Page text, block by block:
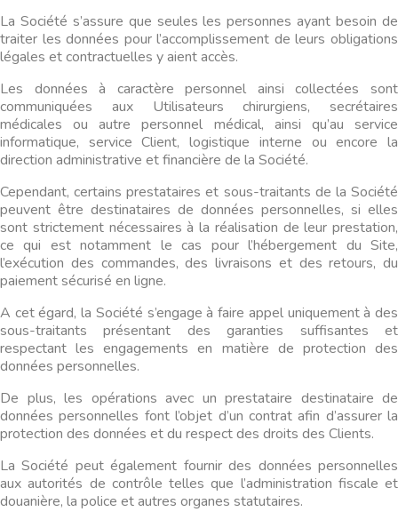
La Société s’assure que seules les personnes ayant besoin de
traiter les données pour l’accomplissement de leurs obligations
légales et contractuelles y aient accès.
Les données à caractère personnel ainsi collectées sont
communiquées aux Utilisateurs chirurgiens, secrétaires
médicales ou autre personnel médical, ainsi qu’au service
informatique, service Client, logistique interne ou encore la
direction administrative et financière de la Société.
Cependant, certains prestataires et sous-traitants de la Société
peuvent être destinataires de données personnelles, si elles
sont strictement nécessaires à la réalisation de leur prestation,
ce qui est notamment le cas pour l’hébergement du Site,
l’exécution des commandes, des livraisons et des retours, du
paiement sécurisé en ligne.
A cet égard, la Société s’engage à faire appel uniquement à des
sous-traitants présentant des garanties suffisantes et
respectant les engagements en matière de protection des
données personnelles.
De plus, les opérations avec un prestataire destinataire de
données personnelles font l’objet d’un contrat afin d’assurer la
protection des données et du respect des droits des Clients.
La Société peut également fournir des données personnelles
aux autorités de contrôle telles que l’administration fiscale et
douanière, la police et autres organes statutaires.